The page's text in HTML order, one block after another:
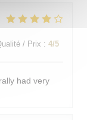
/ Prix : 4/5
had very